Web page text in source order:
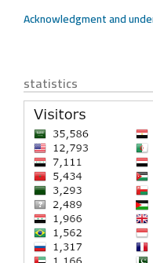
Acknowledgment and
statistics